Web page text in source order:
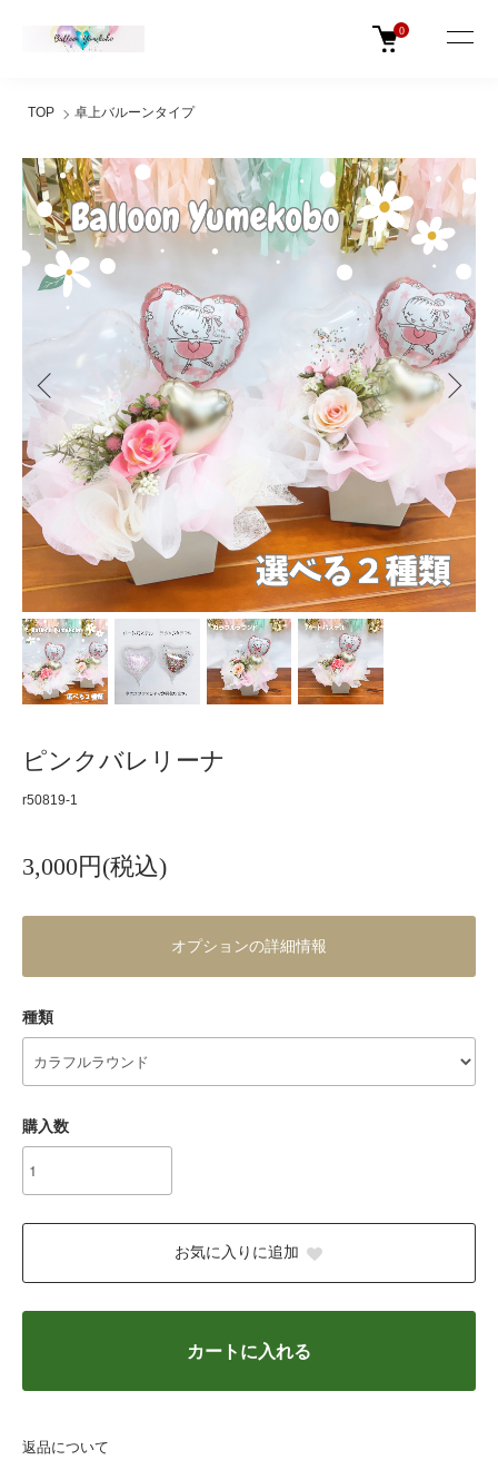
0
TOP 卓上バルーンタイプ
ピンクバレリーナ
r50819-1
3,000円(税込)
オプションの詳細情報
種類
購入数
お気に入りに追加
カートに入れる
返品について